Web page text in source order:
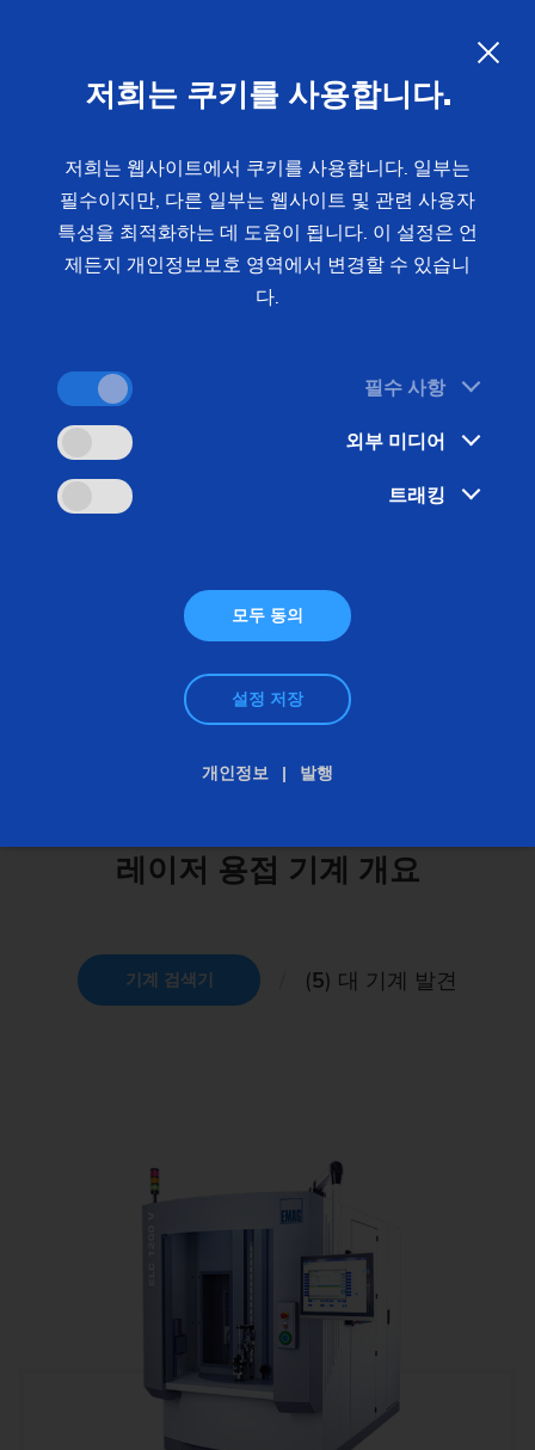
EMAG LaserTec은 다양한 종류의 기어 부품 제조를
위한 레이저 용접 설비를 제공합니다. 레이저 용접
설비와 레이저 용접 분야에서 개발된 공정이 업계 표
준이 되었습니다.
레이저 용접 기계
레이저 용접 기계 개요
기계 검색기 (5) 대 기계 발견
저희는 쿠키를 사용합니다.
저희는 웹사이트에서 쿠키를 사용합니다. 일부는
필수이지만, 다른 일부는 웹사이트 및 관련 사용자
특성을 최적화하는 데 도움이 됩니다. 이 설정은 언
제든지 개인정보보호 영역에서 변경할 수 있습니
다.
필수 사항
외부 미디어
트래킹
모두 동의
설정 저장
개인정보 발행